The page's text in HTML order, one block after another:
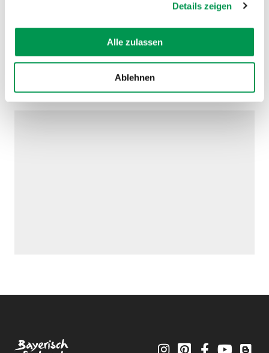
Details zeigen
Alle zulassen
Ablehnen
InstagramPinterestFacebookYouTube